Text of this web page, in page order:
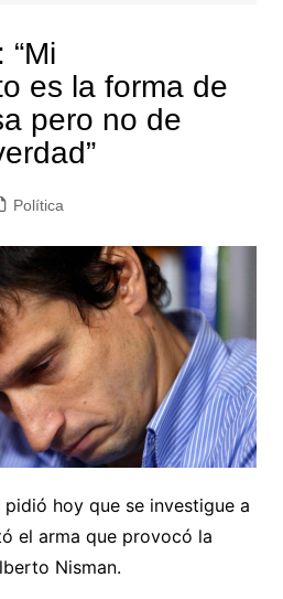
“Mi
es la forma de
pero no de
Política
hoy que se investigue a
el arma que provocó la
Nisman.